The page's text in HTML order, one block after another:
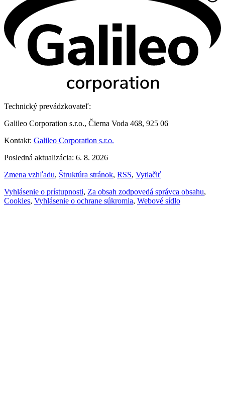
Technický prevádzkovateľ:
Galileo Corporation s.r.o., Čierna Voda 468, 925 06
Kontakt: Galileo Corporation s.r.o.
Posledná aktualizácia: 6. 8. 2026
Zmena vzhľadu, Štruktúra stránok, RSS, Vytlačiť
Vyhlásenie o prístupnosti, Za obsah zodpovedá správca obsahu,
Cookies, Vyhlásenie o ochrane súkromia, Webové sídlo